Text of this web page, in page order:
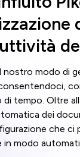
nostro modo di
di tempo. Oltre
dei
che ci
in modo